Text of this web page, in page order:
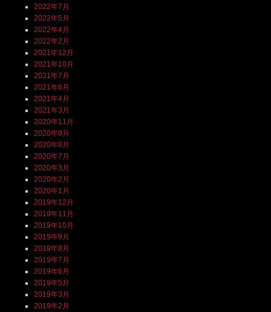
2022年7月
2022年5月
2022年4月
2022年2月
2021年12月
2021年10月
2021年7月
2021年6月
2021年4月
2021年3月
2020年11月
2020年9月
2020年8月
2020年7月
2020年3月
2020年2月
2020年1月
2019年12月
2019年11月
2019年10月
2019年9月
2019年8月
2019年7月
2019年6月
2019年5月
2019年3月
2019年2月